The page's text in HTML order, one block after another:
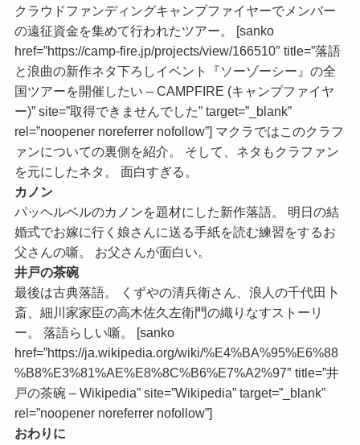
クラウドファンディングキャンプファイヤーでメンバー
の遠征資金を集めて行われたツアー。 [sanko
href=”https://camp-fire.jp/projects/view/166510″ title=”落語
と浪曲の新作ネタ下ろしイベント『ソーゾーシー』の全
国ツアーを開催したい – CAMPFIRE (キャンプファイヤ
ー)” site=”取得できませんでした” target=”_blank”
rel=”noopener noreferrer nofollow”] マクラではこのクラフ
ァンについての裏側を紹介。 そして、ネタもクラファン
を元にしたネタ。 面白すぎる。
カノン
パッヘルベルのカノンを題材にした新作落語。 明日の結
婚式でお嫁に行く娘さんに送る手紙を読む練習をするお
父さんの噺。 お父さんが面白い。
井戸の茶碗
最後は古典落語。 くずやの清兵衛さん、浪人の千代田卜
斎、細川家家臣の高木佐久左衛門の織りなすストーリ
ー。 落語らしい噺。 [sanko
href=”https://ja.wikipedia.org/wiki/%E4%BA%95%E6%88
%B8%E3%81%AE%E8%8C%B6%E7%A2%97″ title=”井
戸の茶碗 – Wikipedia” site=”Wikipedia” target=”_blank”
rel=”noopener noreferrer nofollow”]
おわりに